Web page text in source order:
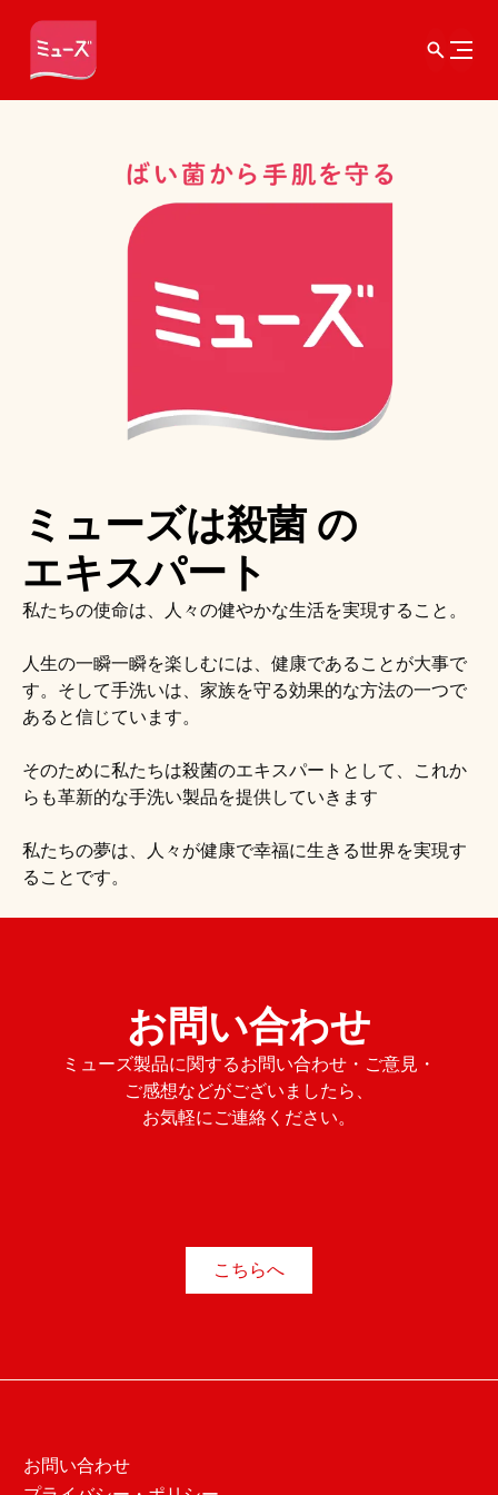
ミューズは殺菌 の
エキスパート
私たちの使命は、人々の健やかな生活を実現すること。
人生の一瞬一瞬を楽しむには、健康であることが大事で
す。そして手洗いは、家族を守る効果的な方法の一つで
あると信じています。
そのために私たちは殺菌のエキスパートとして、これか
らも革新的な手洗い製品を提供していきます
私たちの夢は、人々が健康で幸福に生きる世界を実現す
ることです。
お問い合わせ
ミューズ製品に関するお問い合わせ・ご意見・
ご感想などがございましたら、
お気軽にご連絡ください。
こちらへ
お問い合わせ